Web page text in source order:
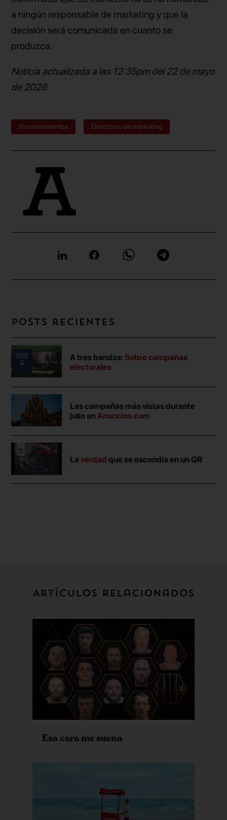
a ningún responsable de marketing y que la
decisión será comunicada en cuanto se
produzca.
Noticia actualizada a las 12:35pm del 22 de mayo
de 2026
Nombramientos Directivos de marketing
Posts recientes
A tres bandas: Sobre campañas
electorales
Las campañas más vistas durante
julio enAnuncios.com
Laverdad que se escondía en un QR
Artículos relacionados
Esa cara me suena